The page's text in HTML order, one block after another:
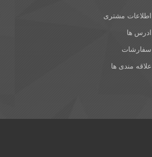
اطلاعات مشتری
ادرس ها
سفارشات
علاقه مندی ها